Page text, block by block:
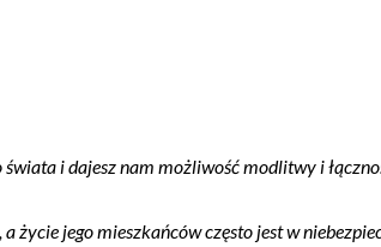
i dajesz nam możliwość modlitwy i
jego mieszkańców często jest w